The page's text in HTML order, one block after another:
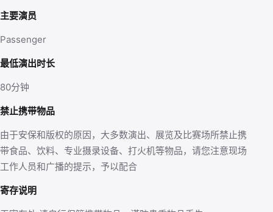
主要演员
Passenger
最低演出时长
80分钟
禁止携带物品
由于安保和版权的原因，大多数演出、展览及比赛场所禁止携
带食品、饮料、专业摄录设备、打火机等物品，请您注意现场
工作人员和广播的提示，予以配合
寄存说明